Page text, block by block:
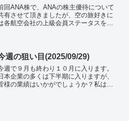
回ANA株で、ANAの株主優待について
有させて頂きましたが、空の旅好きに
各航空会社の上級会員ステータスを持
保有しております。...
週の狙い目(2025/09/29)
週で９月も終わり１０月に入ります。
本企業の多くは下半期に入りますが、
様の業績はいかがでしょうか？私は下